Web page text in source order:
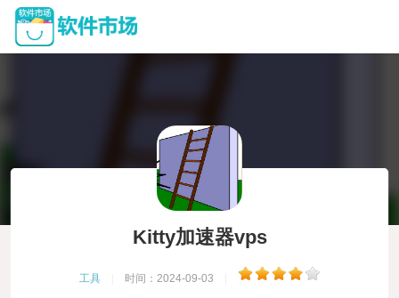
Kitty加速器vps
工具 时间：2024-09-03